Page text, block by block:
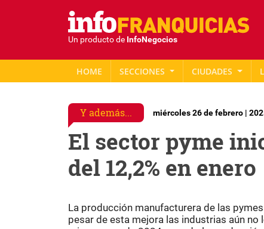
Un producto de InfoNegocios
HOME SECCIONES CIUDADES
Y además... miércoles 26 de febrero |
El sector pyme
del 12,2% en enero
La producción manufacturera de las
pesar de esta mejora las industrias aún